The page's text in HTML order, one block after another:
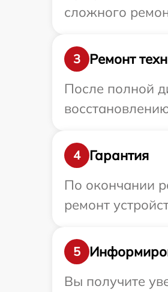
сложного
3
Ремонт
После полной
4
Гарантия
По окончании
ремонт
5
Вы получите